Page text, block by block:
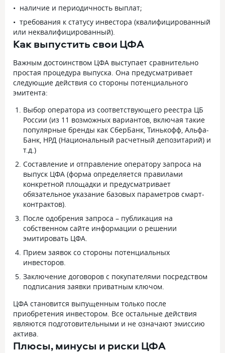
наличие и периодичность выплат;
требования к статусу инвестора (квалифицированный
или неквалифицированный).
Как выпустить свои ЦФА
Важным достоинством ЦФА выступает сравнительно
простая процедура выпуска. Она предусматривает
следующие действия со стороны потенциального
эмитента:
Выбор оператора из соответствующего реестра ЦБ
России (из 11 возможных вариантов, включая такие
популярные бренды как СберБанк, Тинькофф, Альфа-
Банк, НРД (Национальный расчетный депозитарий) и
т.д.)
Составление и отправление оператору запроса на
выпуск ЦФА (форма определяется правилами
конкретной площадки и предусматривает
обязательное указание базовых параметров смарт-
контрактов).
После одобрения запроса – публикация на
собственном сайте информации о решении
эмитировать ЦФА.
Прием заявок со стороны потенциальных
инвесторов.
Заключение договоров с покупателями посредством
подписания заявки приватным ключом.
ЦФА становится выпущенным только после
приобретения инвестором. Все остальные действия
являются подготовительными и не означают эмиссию
актива.
Плюсы, минусы и риски ЦФА